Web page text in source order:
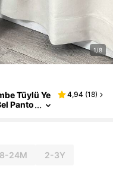
1/8
Tüylü Ye
Panto
4,94 (18)
24M 2-3Y